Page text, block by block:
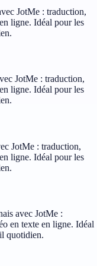
JotMe : traduction,
ligne. Idéal pour les
JotMe : traduction,
ligne. Idéal pour les
JotMe : traduction,
ligne. Idéal pour les
avec JotMe :
en texte en ligne. Idéal
quotidien.